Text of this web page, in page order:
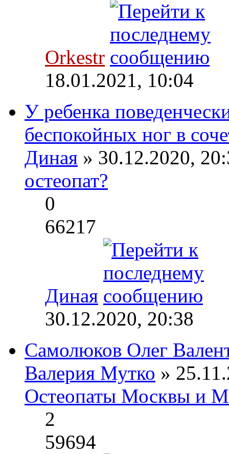
Orkestr
18.01.2021, 10:04
У ребенка
беспокойных ног в
Диная » 30.12.2020,
остеопат?
0
66217
Диная
30.12.2020, 20:38
Самолюков Олег
Валерия Мутко »
Остеопаты Москвы и
2
59694